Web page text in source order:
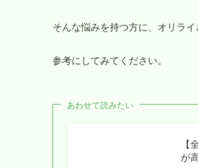
そんな悩みを持つ方に、オリラ
参考にしてみてください。
あわせて読みたい
【
が